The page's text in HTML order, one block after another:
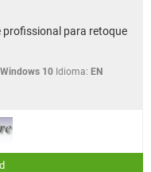
profissional para retoque
10 Idioma: EN